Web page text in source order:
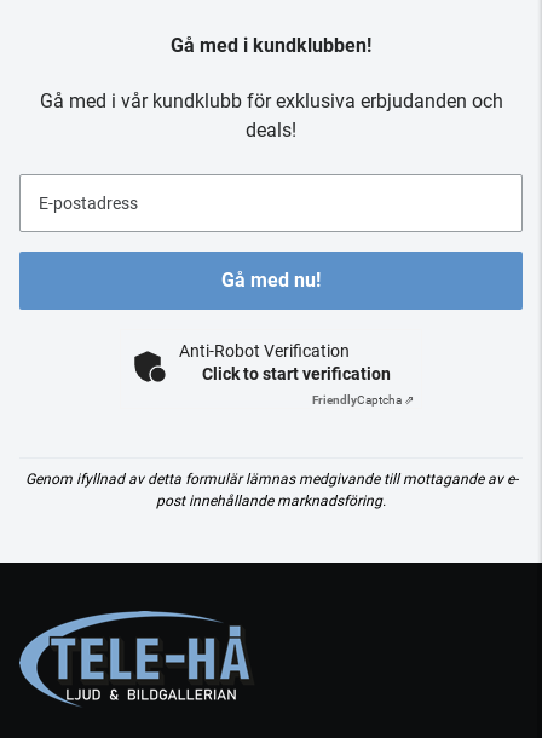
Gå med i kundklubben!
Gå med i vår kundklubb för exklusiva erbjudanden och
deals!
E-postadress
Gå med nu!
Anti-Robot Verification
Click to start verification
FriendlyCaptcha ⇗
Genom ifyllnad av detta formulär lämnas medgivande till mottagande av e-
post innehållande marknadsföring.